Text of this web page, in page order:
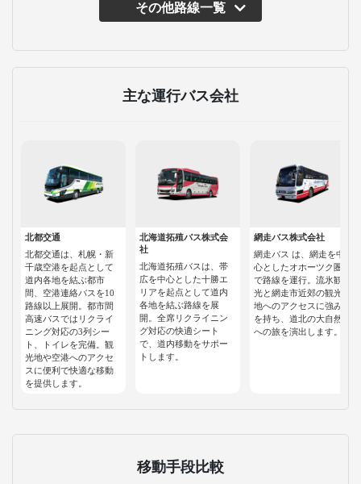
その他路線一覧
主な運行バス会社
北都交通
北都交通は、札幌・新
千歳空港を起点として
道内各地を結ぶ都市
間、空港連絡バスを10
路線以上展開。都市間
高速バスではリクライ
ニング対応の3列シー
ト、トイレを完備。観
光地や空港へのアクセ
スに便利で快適な移動
を提供します。
北海道拓殖バス株式会
社
北海道拓殖バスは、帯
広を中心とした十勝エ
リアを起点として道内
各地を結ぶ路線を展
開。全席リクライニン
グ対応の快適シート
で、道内移動をサポー
トします。
網走バス株式会社
網走バス は、網走を中
心としたオホーツク圏
で路線を運行。流氷観
光と網走市近郊の観光
地へのアクセスに強み
を持ち、道北の大自然
への旅を演出します。
移動手段比較